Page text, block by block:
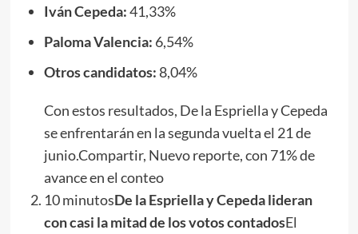
Iván Cepeda:41,33%
Paloma Valencia: 6,54%
Otros candidatos: 8,04%
Con estos resultados, De la Espriella y Cepeda
se enfrentarán en la segunda vuelta el 21 de
junio.Compartir, Nuevo reporte, con 71% de
avance en el conteo
10 minutosDe la Espriella y Cepeda lideran
con casi la mitad de los votos contadosEl